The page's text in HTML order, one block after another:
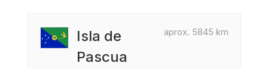
aprox. 5845 km
Isla de
Pascua